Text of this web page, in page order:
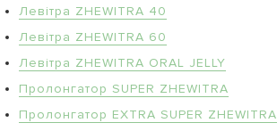
Левітра ZHEWITRA 40
Левітра ZHEWITRA 60
Левітра ZHEWITRA ORAL JELLY
Пролонгатор SUPER ZHEWITRA
Пролонгатор EXTRA SUPER ZHEWITRA